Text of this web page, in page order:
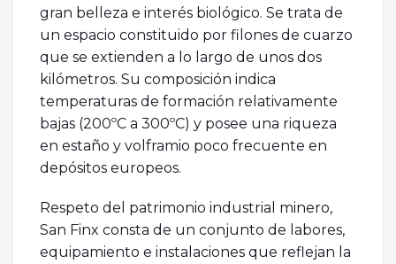
gran belleza e interés biológico. Se trata de
un espacio constituido por filones de cuarzo
que se extienden a lo largo de unos dos
kilómetros. Su composición indica
temperaturas de formación relativamente
bajas (200ºC a 300ºC) y posee una riqueza
en estaño y volframio poco frecuente en
depósitos europeos.
Respeto del patrimonio industrial minero,
San Finx consta de un conjunto de labores,
equipamiento e instalaciones que reflejan la